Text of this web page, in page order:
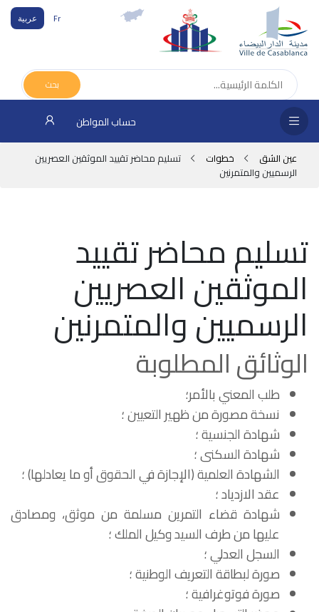
Fr عربية
بحث
حساب المواطن
عين الشق خطوات
تسليم محاضر تقييد الموثقين العصريين
الرسميين والمتمرنين
تسليم محاضر تقييد
الموثقين العصريين
الرسميين والمتمرنين
الوثائق المطلوبة
طلب المعني بالأمر؛
نسخة مصورة من ظهير التعيين ؛
شهادة الجنسية ؛
شهادة السكنى ؛
الشهادة العلمية (الإجازة في الحقوق أو ما يعادلها) ؛
عقد الازدياد ؛
شهادة قضاء التمرين مسلمة من موثق، ومصادق
عليها من طرف السيد وكيل الملك ؛
السجل العدلي ؛
صورة لبطاقة التعريف الوطنية ؛
صورة فوتوغرافية ؛